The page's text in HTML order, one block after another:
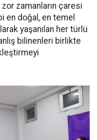
zamanların çaresi
en doğal, en temel
yaşanılan her türlü
bilinenleri birlikte